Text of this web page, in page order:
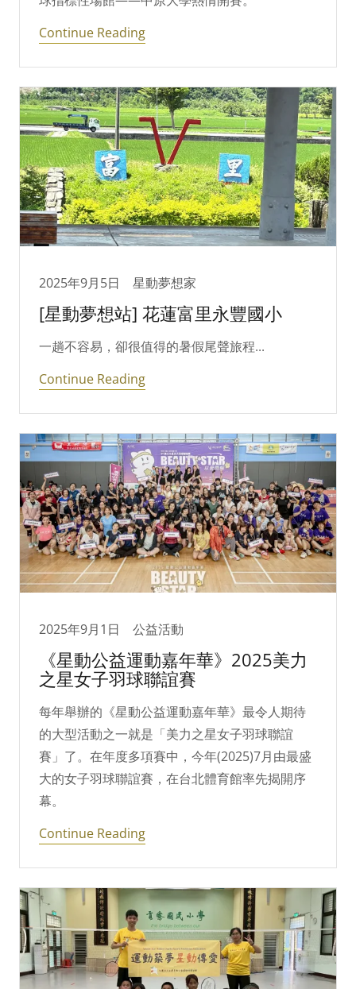
Continue Reading
2025年9月5日 星動夢想家
[星動夢想站] 花蓮富里永豐國小
一趟不容易，卻很值得的暑假尾聲旅程...
Continue Reading
2025年9月1日 公益活動
《星動公益運動嘉年華》2025美力
之星女子羽球聯誼賽
每年舉辦的《星動公益運動嘉年華》最令人期待
的大型活動之一就是「美力之星女子羽球聯誼
賽」了。在年度多項賽中，今年(2025)7月由最盛
大的女子羽球聯誼賽，在台北體育館率先揭開序
幕。
Continue Reading